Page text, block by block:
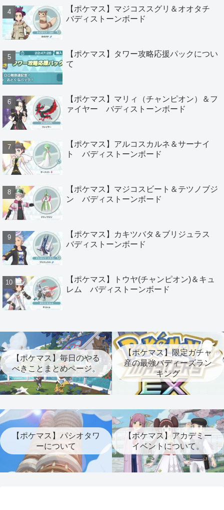
【ポケマス】マジコススグリ＆オオタチ
バディストーンボード
【ポケマス】タワー攻略応援パックについ
て
【ポケマス】マリィ（チャンピオン）＆フ
ァイヤー バディストーンボード
【ポケマス】アルコスカルネ＆サーナイ
ト バディストーンボード
【ポケマス】マジコスビート＆テツノブジ
ン バディストーンボード
【ポケマス】カキツバタ＆ブリジュラス
バディストーンボード
【ポケマス】トウヤ(チャンピオン)＆キュ
レム バディストーンボード
【ポケマス】毎日のやる
べきことまとめページ。
【ポケマス】限定ガチャ
産の最強バディーズラン
キング
【ポケマス】パシオタワ
ーについて
【ポケマス】アカデミー
イベントについて。